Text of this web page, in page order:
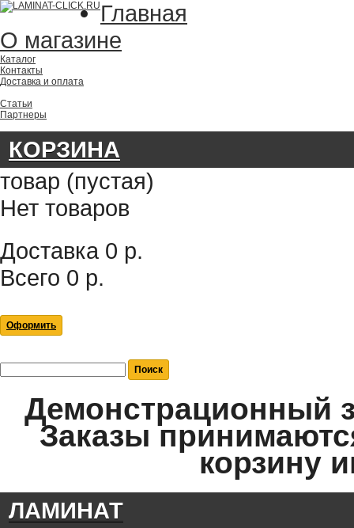
Главная
О магазине
Каталог
Контакты
Доставка и оплата
Статьи
Партнеры
КОРЗИНА
товар (пустая)
Нет товаров
Доставка 0 р.
Всего 0 р.
Оформить
Демонстрационный
Заказы
корзину
ЛАМИНАТ